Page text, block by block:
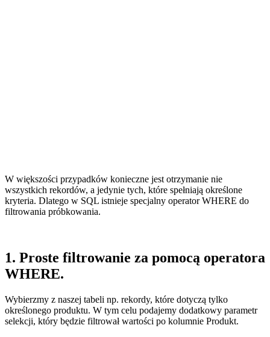
W większości przypadków konieczne jest otrzymanie nie
wszystkich rekordów, a jedynie tych, które spełniają określone
kryteria. Dlatego w SQL istnieje specjalny operator WHERE do
filtrowania próbkowania.
1. Proste filtrowanie za pomocą operatora
WHERE.
Wybierzmy z naszej tabeli np. rekordy, które dotyczą tylko
określonego produktu. W tym celu podajemy dodatkowy parametr
selekcji, który będzie filtrował wartości po kolumnie Produkt.